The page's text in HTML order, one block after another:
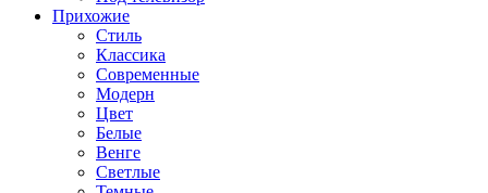
Прихожие
Стиль
Классика
Современные
Модерн
Цвет
Белые
Венге
Светлые